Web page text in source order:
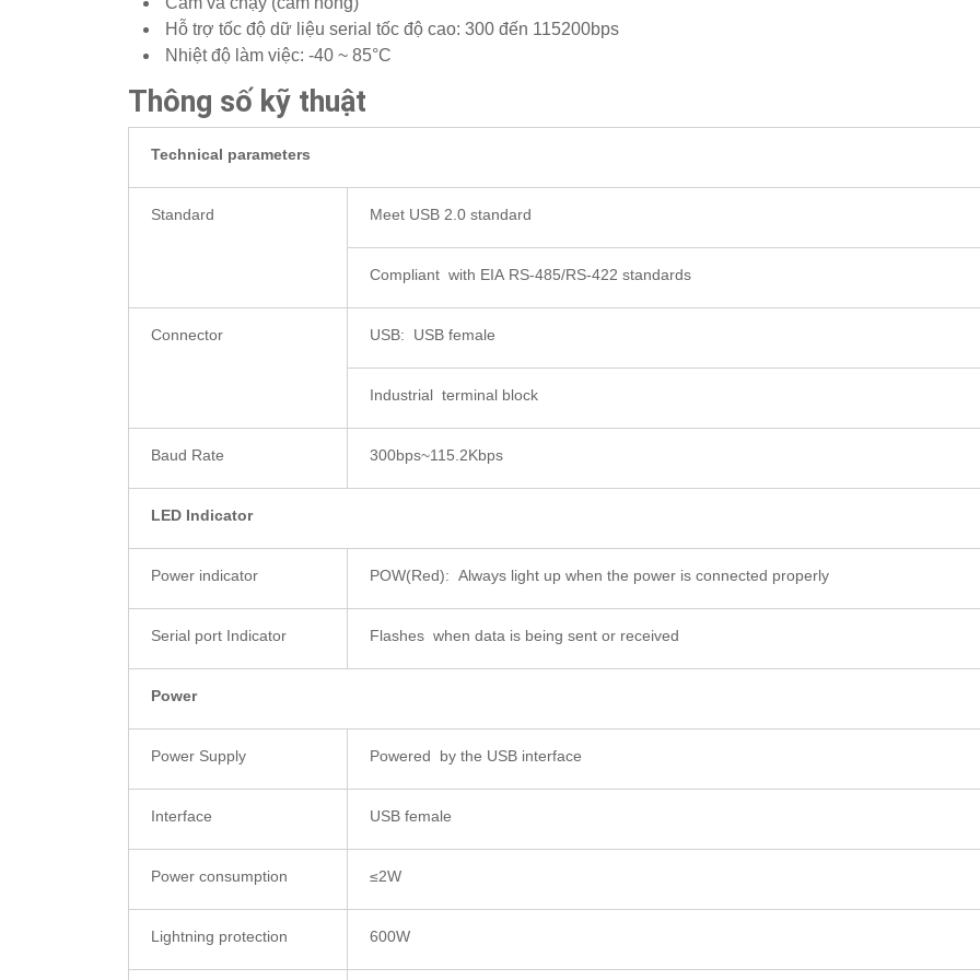
Hỗ trợ tốc độ dữ liệu serial tốc độ cao: 300 đến 115200bps
Nhiệt độ làm việc: -40 ~ 85°C
Thông số kỹ thuật
Technical parameters
Standard Meet USB 2.0 standard
Compliant with EIA RS-485/RS-422 standards
Connector USB: USB female
Industrial terminal block
Baud Rate 300bps~115.2Kbps
LED Indicator
Power indicator POW(Red): Always light up when the power is connected properly
Serial port Indicator Flashes when data is being sent or received
Power
Power Supply Powered by the USB interface
Interface USB female
Power consumption ≤2W
Lightning protection 600W